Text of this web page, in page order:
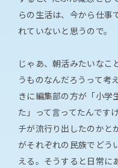
らの生活は、今から仕事
れていないと思うので。
じゃあ、朝活みたいなこ
うものなんだろうって考
きに編集部の方が「小学
た」って言ってたんです
チが流行り出したのかと
がそれぞれの民族でどう
える。そうすると日常に